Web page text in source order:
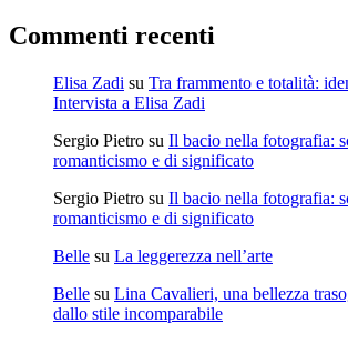
Commenti recenti
Elisa Zadi su Tra frammento e totalità:
Intervista a Elisa Zadi
Sergio Pietro su Il bacio nella fotografia:
romanticismo e di significato
Sergio Pietro su Il bacio nella fotografia:
romanticismo e di significato
Belle su La leggerezza nell’arte
Belle su Lina Cavalieri, una bellezza
dallo stile incomparabile